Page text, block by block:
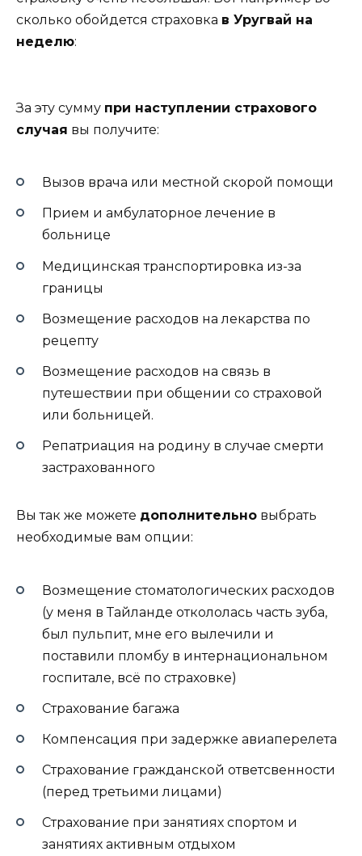
сколько обойдется страховка в Уругвай на
неделю:
За эту сумму при наступлении страхового
случая вы получите:
Вызов врача или местной скорой помощи
Прием и амбулаторное лечение в
больнице
Медицинская транспортировка из-за
границы
Возмещение расходов на лекарства по
рецепту
Возмещение расходов на связь в
путешествии при общении со страховой
или больницей.
Репатриация на родину в случае смерти
застрахованного
Вы так же можете дополнительно выбрать
необходимые вам опции:
Возмещение стоматологических расходов
(у меня в Тайланде откололась часть зуба,
был пульпит, мне его вылечили и
поставили пломбу в интернациональном
госпитале, всё по страховке)
Страхование багажа
Компенсация при задержке авиаперелета
Страхование гражданской ответсвенности
(перед третьими лицами)
Страхование при занятиях спортом и
занятиях активным отдыхом